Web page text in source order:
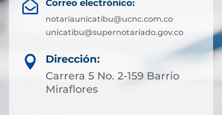
 Correo electrónico:
notariaunicatibu@ucnc.com.co
unicatibu@supernotariado.gov.co

Dirección:
Carrera 5 No. 2-159 Barrio
Miraflores